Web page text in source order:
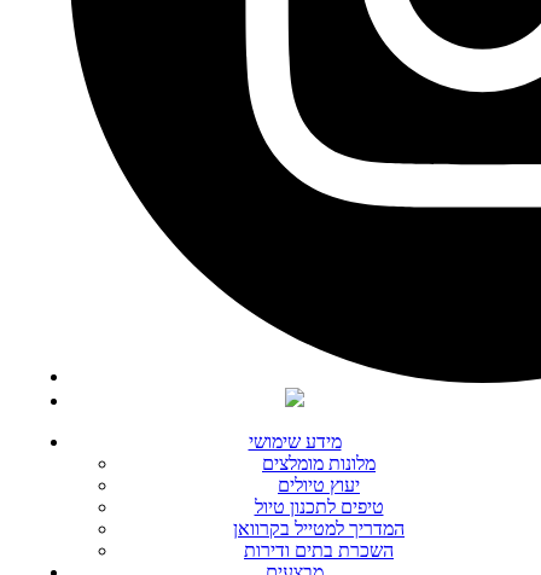
מידע שימושי
מלונות מומלצים
יעוץ טיולים
טיפים לתכנון טיול
המדריך למטייל בקרוואן
השכרת בתים ודירות